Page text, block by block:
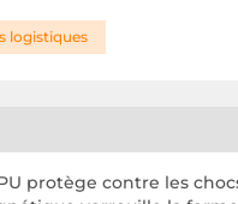
logistiques
protège contre les